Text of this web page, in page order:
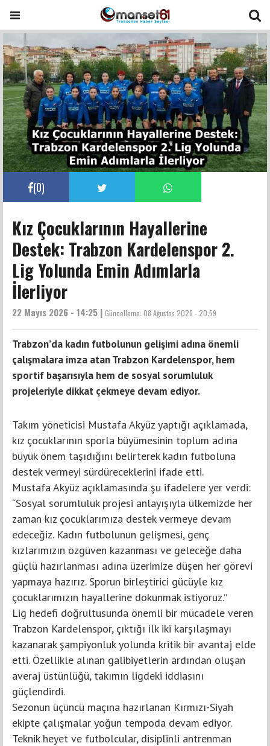
(0)
Kız Çocuklarının Hayallerine
Destek: Trabzon Kardelenspor 2.
Lig Yolunda Emin Adımlarla
İlerliyor
22 Mayıs 2026 - 14:25 | Güncelleme: 08 Ağustos 2026 - 20:59
Trabzon’da kadın futbolunun gelişimi adına önemli
çalışmalara imza atan Trabzon Kardelenspor, hem
sportif başarısıyla hem de sosyal sorumluluk
projeleriyle dikkat çekmeye devam ediyor.
Takım yöneticisi Mustafa Akyüz yaptığı açıklamada,
kız çocuklarının sporla büyümesinin toplum adına
büyük önem taşıdığını belirterek kadın futboluna
destek vermeyi sürdüreceklerini ifade etti.
Mustafa Akyüz açıklamasında şu ifadelere yer verdi:
“Sosyal sorumluluk projesi anlayışıyla ülkemizde her
zaman kız çocuklarımıza destek vermeye devam
edeceğiz. Kadın futbolunun gelişmesi, genç
kızlarımızın özgüven kazanması ve geleceğe daha
güçlü hazırlanması adına üzerimize düşen her görevi
yapmaya hazırız. Sporun birleştirici gücüyle kız
çocuklarımızın hayallerine dokunmak istiyoruz.”
Lig hedefi doğrultusunda önemli bir mücadele veren
Trabzon Kardelenspor, çıktığı ilk iki karşılaşmayı
kazanarak şampiyonluk yolunda kritik bir avantaj elde
etti. Özellikle alınan galibiyetlerin ardından oluşan
averaj üstünlüğü, takımın ligdeki iddiasını
güçlendirdi.
Sezonun üçüncü maçına hazırlanan Kırmızı-Siyah
ekipte çalışmalar yoğun tempoda devam ediyor.
Teknik heyet ve futbolcular, disiplinli antrenman